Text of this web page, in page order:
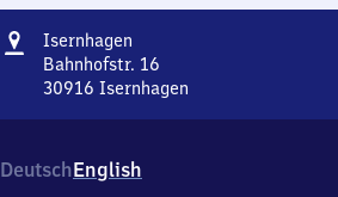
Adresse
Isernhagen
Bahnhofstr. 16
30916 Isernhagen
16,
3
DeutschEnglish